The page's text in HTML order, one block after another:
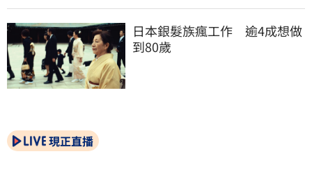
日本銀髮族瘋工作　逾4成想做
到80歲
現正直播